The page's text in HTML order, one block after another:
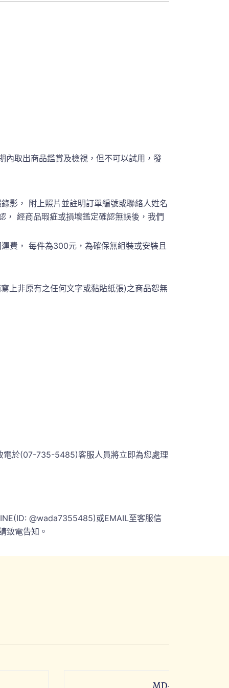
內取出商品鑑賞及檢視，但不可以試用，發
影， 附上照片並註明訂單編號或聯絡人姓名
經商品瑕疵或損壞鑑定確認無誤後，我們
費， 每件為300元，為確保無組裝或安裝且
上非原有之任何文字或黏貼紙張)之商品恕無
電於(07-735-5485)客服人員將立即為您處理
@wada7355485)或EMAIL至客服信
致電告知。
MD-P014